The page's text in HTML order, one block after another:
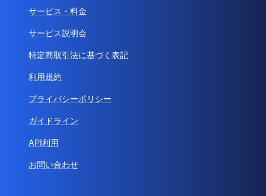
サービス・料金
サービス説明会
特定商取引法に基づく表記
利用規約
プライバシーポリシー
ガイドライン
API利用
お問い合わせ